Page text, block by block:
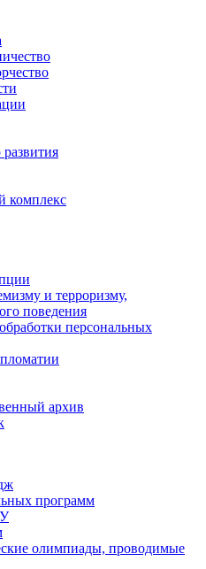
комплекс
и терроризму,
поведения
персональных
архив
программ
олимпиады, проводимые